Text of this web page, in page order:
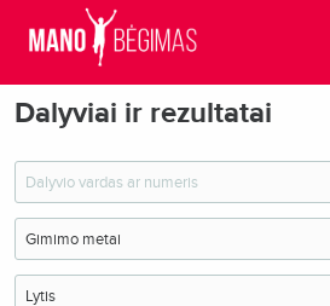
Dalyviai ir rezultatai